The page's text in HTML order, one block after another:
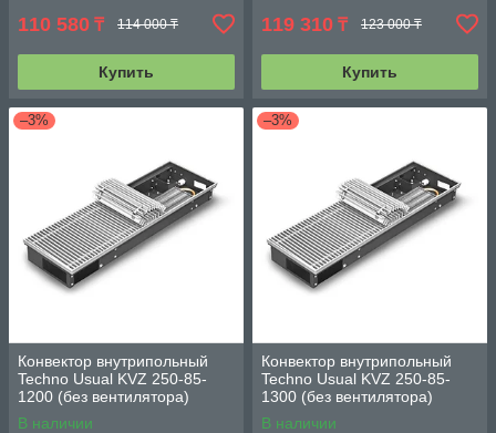
110 580 ₸ 114 000 ₸
Купить
119 310 ₸ 123 000 ₸
Купить
–3%
Конвектор внутрипольный
Techno Usual KVZ 250-85-
1200 (без вентилятора)
В наличии
–3%
Конвектор внутрипольный
Techno Usual KVZ 250-85-
1300 (без вентилятора)
В наличии